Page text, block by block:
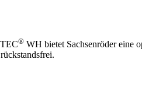
® WH bietet Sachsenröder eine